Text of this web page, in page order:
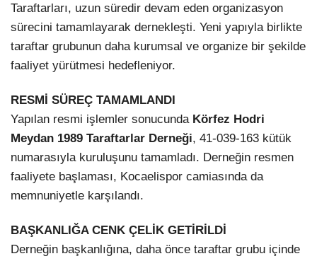
Taraftarları, uzun süredir devam eden organizasyon
sürecini tamamlayarak dernekleşti. Yeni yapıyla birlikte
taraftar grubunun daha kurumsal ve organize bir şekilde
faaliyet yürütmesi hedefleniyor.
RESMİ SÜREÇ TAMAMLANDI
Yapılan resmi işlemler sonucunda Körfez Hodri
Meydan 1989 Taraftarlar Derneği, 41-039-163 kütük
numarasıyla kuruluşunu tamamladı. Derneğin resmen
faaliyete başlaması, Kocaelispor camiasında da
memnuniyetle karşılandı.
BAŞKANLIĞA CENK ÇELİK GETİRİLDİ
Derneğin başkanlığına, daha önce taraftar grubu içinde